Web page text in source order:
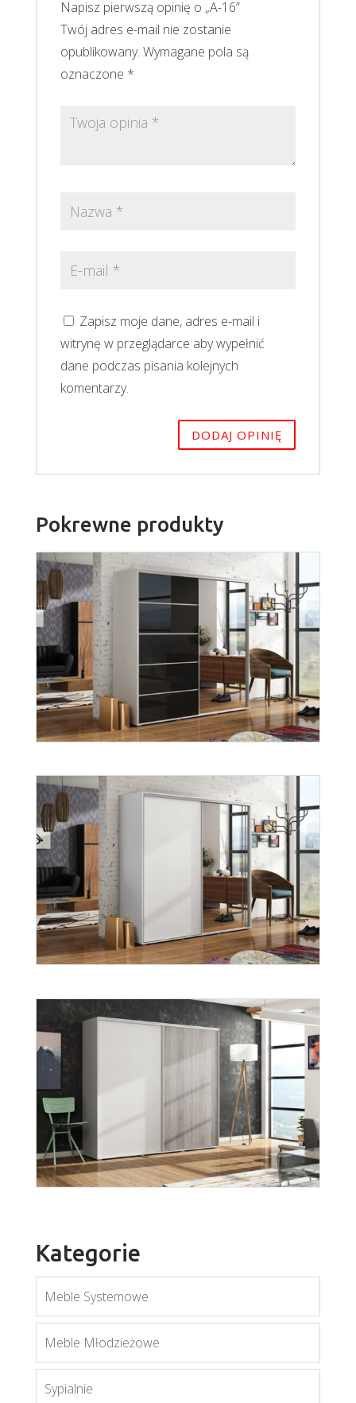
Napisz pierwszą opinię o „A-16”
Twój adres e-mail nie zostanie
opublikowany. Wymagane pola są
oznaczone *
Zapisz moje dane, adres e-mail i
witrynę w przeglądarce aby wypełnić
dane podczas pisania kolejnych
komentarzy.
Pokrewne produkty
A-20
Więcej
Kategorie
Meble Systemowe
Meble Młodzieżowe
Sypialnie